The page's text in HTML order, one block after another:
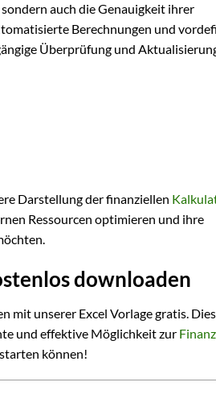
auch die Genauigkeit ihrer
Berechnungen und
Überprüfung und
Darstellung der finanziellen
Ressourcen optimieren und ihre
downloaden
mit unserer Excel Vorlage gratis.
und effektive Möglichkeit zur
können!